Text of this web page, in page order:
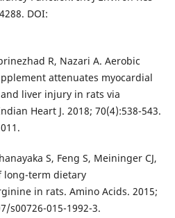
DOI:
R, Nazari A. Aerobic
attenuates myocardial
liver injury in rats via
Heart J. 2018; 70(4):538-543.
S, Feng S, Meininger CJ,
long-term dietary
in rats. Amino Acids. 2015;
s00726-015-1992-3.